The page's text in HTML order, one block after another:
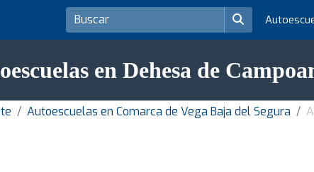
en Dehesa de
Autoescuelas en Comarca de Vega Baja del Segura